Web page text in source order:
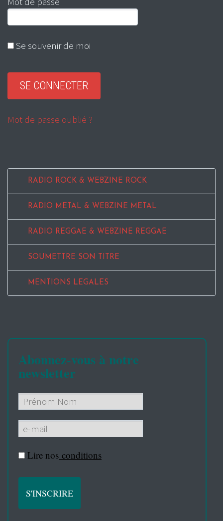
Se souvenir de moi
Mot de passe oublié ?
RADIO ROCK & WEBZINE ROCK
RADIO METAL & WEBZINE METAL
RADIO REGGAE & WEBZINE REGGAE
SOUMETTRE SON TITRE
MENTIONS LEGALES
Abonnez-vous à notre
newsletter
Lire nos conditions